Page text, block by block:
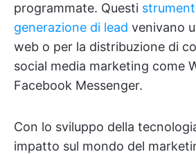
programmate. Questi
generazione di lead venivano
web o per la distribuzione di
social media marketing come
Facebook Messenger.
Con lo sviluppo della
impatto sul mondo del